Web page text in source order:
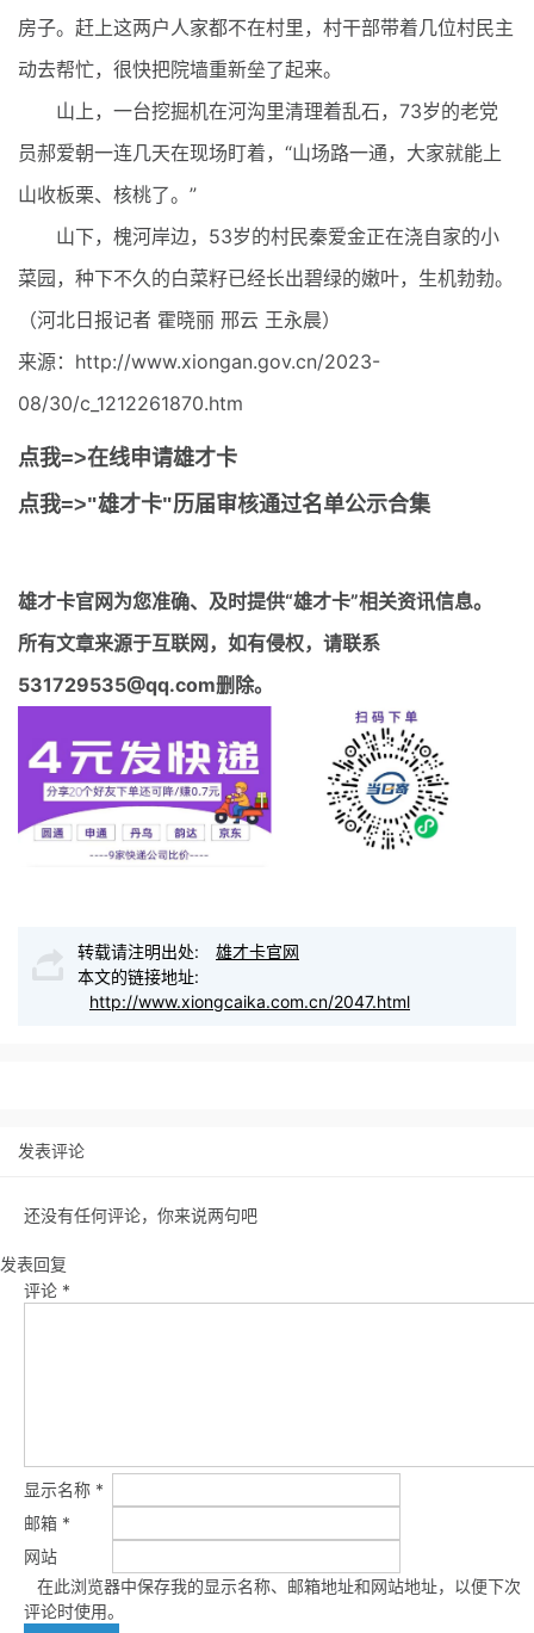
房子。赶上这两户人家都不在村里，村干部带着几位村民主
动去帮忙，很快把院墙重新垒了起来。
山上，一台挖掘机在河沟里清理着乱石，73岁的老党
员郝爱朝一连几天在现场盯着，“山场路一通，大家就能上
山收板栗、核桃了。”
山下，槐河岸边，53岁的村民秦爱金正在浇自家的小
菜园，种下不久的白菜籽已经长出碧绿的嫩叶，生机勃勃。
（河北日报记者 霍晓丽 邢云 王永晨）
来源：http://www.xiongan.gov.cn/2023-
08/30/c_1212261870.htm
点我=>在线申请雄才卡
点我=>"雄才卡"历届审核通过名单公示合集
雄才卡官网为您准确、及时提供“雄才卡”相关资讯信息。
所有文章来源于互联网，如有侵权，请联系
531729535@qq.com删除。
转载请注明出处:
雄才卡官网
本文的链接地址:
http://www.xiongcaika.com.cn/2047.html
发表评论
还没有任何评论，你来说两句吧
发表回复
评论 *
显示名称 *
邮箱 *
网站
在此浏览器中保存我的显示名称、邮箱地址和网站地址，以便下次
评论时使用。